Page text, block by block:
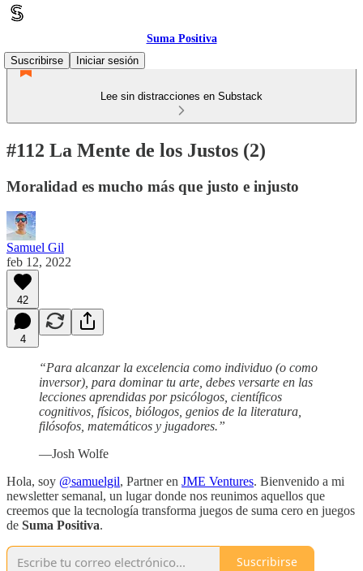
Suma Positiva
Suscribirse
Iniciar sesión
Lee sin distracciones en Substack
#112 La Mente de los Justos (2)
Moralidad es mucho más que justo e injusto
Samuel Gil
feb 12, 2022
42
4
“Para alcanzar la excelencia como individuo (o como
inversor), para dominar tu arte, debes versarte en las
lecciones aprendidas por psicólogos, científicos
cognitivos, físicos, biólogos, genios de la literatura,
filósofos, matemáticos y jugadores.”
—Josh Wolfe
Hola, soy @samuelgil, Partner en JME Ventures. Bienvenido a mi
newsletter semanal, un lugar donde nos reunimos aquellos que
creemos que la tecnología transforma juegos de suma cero en juegos
de Suma Positiva.
Suscribirse